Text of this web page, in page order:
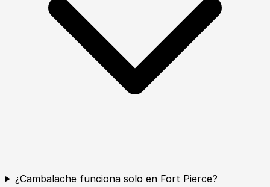
¿Cambalache funciona solo en Fort Pierce?